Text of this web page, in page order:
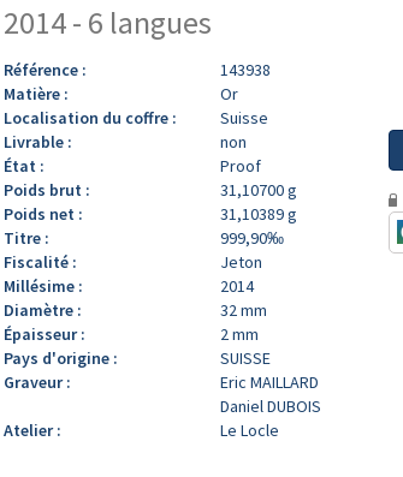
2014 - 6 langues
Référence :
143938
Matière :
Or
Localisation du coffre :
Suisse
Livrable :
non
État :
Proof
Poids brut :
31,10700 g
Poids net :
31,10389 g
Titre :
999,90‰
Fiscalité :
Jeton
Millésime :
2014
Diamètre :
32 mm
Épaisseur :
2 mm
Pays d'origine :
SUISSE
Graveur :
Eric MAILLARD
Daniel DUBOIS
Atelier :
Le Locle